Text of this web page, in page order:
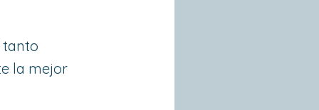
tanto
la mejor